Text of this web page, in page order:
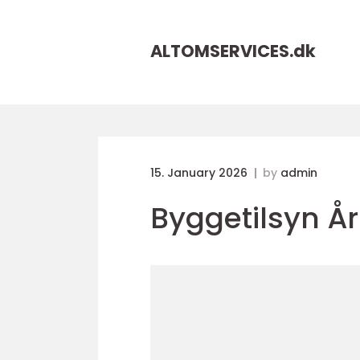
ALTOMSERVICES.dk
15. January 2026 by admin
Byggetilsyn